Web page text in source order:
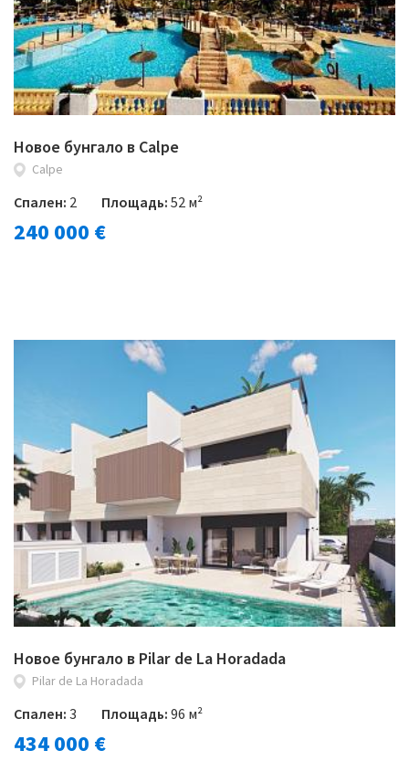
Новое бунгало в Calpe
Calpe
Спален: 2 Площадь:52 м²
240 000 €
Новое бунгало в Pilar de La Horadada
Pilar de La Horadada
Спален:3 Площадь:96 м²
434 000 €